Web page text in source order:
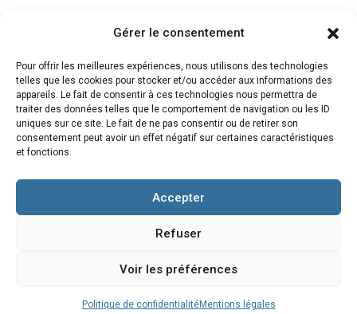
Gérer le consentement
Pour offrir les meilleures expériences, nous utilisons des technologies
telles que les cookies pour stocker et/ou accéder aux informations des
appareils. Le fait de consentir à ces technologies nous permettra de
traiter des données telles que le comportement de navigation ou les ID
uniques sur ce site. Le fait de ne pas consentir ou de retirer son
consentement peut avoir un effet négatif sur certaines caractéristiques
et fonctions.
Accepter
Refuser
Voir les préférences
Politique de confidentialitéMentions légales
Ouvertdu lundi au Vendredi
de 9H30 à 19H
et le Samedi de 10H à 19H
©2020 – Design : PUSH IT UP
– Illustrations & Photographies